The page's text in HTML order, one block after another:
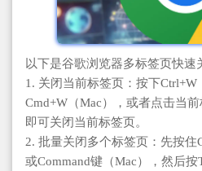
以下是谷歌浏览器多标签页快速
1. 关闭当前标签页：按下Ctrl+W
Cmd+W（Mac），或者点击当
即可关闭当前标签页。
2. 批量关闭多个标签页：先按住
或Command键（Mac），然后